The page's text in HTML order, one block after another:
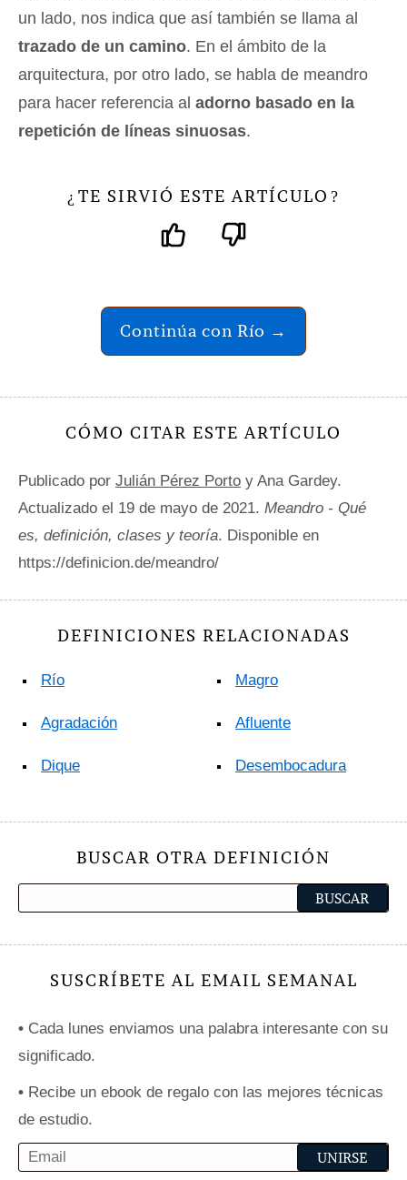
un lado, nos indica que así también se llama al
trazado de un camino. En el ámbito de la
arquitectura, por otro lado, se habla de meandro
para hacer referencia al adorno basado en la
repetición de líneas sinuosas.
¿ TE SIRVIÓ ESTE ARTÍCULO ?
Continúa con Río →
CÓMO CITAR ESTE ARTÍCULO
Publicado por Julián Pérez Porto y Ana Gardey.
Actualizado el 19 de mayo de 2021. Meandro - Qué
es, definición, clases y teoría. Disponible en
https://definicion.de/meandro/
DEFINICIONES RELACIONADAS
Río
Agradación
Dique
Magro
Afluente
Desembocadura
BUSCAR OTRA DEFINICIÓN
SUSCRÍBETE AL EMAIL SEMANAL
• Cada lunes enviamos una palabra interesante con su
significado.
• Recibe un ebook de regalo con las mejores técnicas
de estudio.